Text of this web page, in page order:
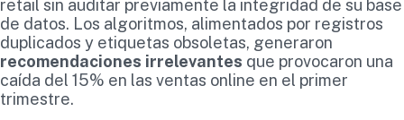
retail sin auditar previamente la integridad de su base
de datos. Los algoritmos, alimentados por registros
duplicados y etiquetas obsoletas, generaron
recomendaciones irrelevantes que provocaron una
caída del 15% en las ventas online en el primer
trimestre.